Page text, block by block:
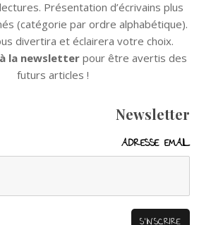
Présentation d’écrivains plus
(catégorie par ordre alphabétique).
divertira et éclairera votre choix.
la newsletterpour être avertis des
futurs articles !
Newsletter
ADRESSE EMAIL